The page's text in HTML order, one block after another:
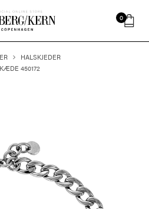
0
HALSKJEDER
450172